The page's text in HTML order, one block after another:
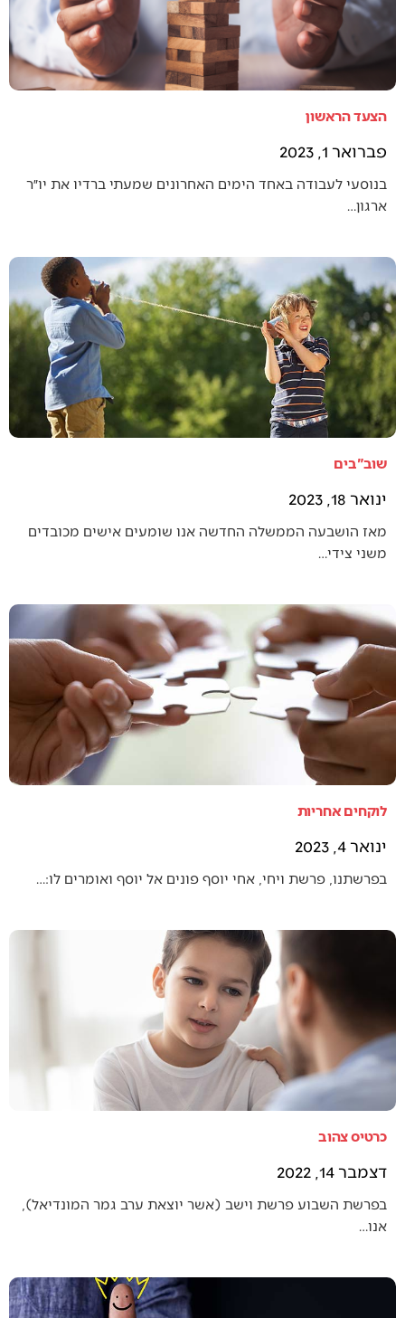
הצעד הראשון
פברואר 1, 2023
בנוסעי לעבודה באחד הימים האחרונים שמעתי ברדיו את יו״ר
ארגון…
שוב"בים
ינואר 18, 2023
מאז הושבעה הממשלה החדשה אנו שומעים אישים מכובדים
משני צידי…
לוקחים אחריות
ינואר 4, 2023
בפרשתנו, פרשת ויחי, אחי יוסף פונים אל יוסף ואומרים לו:…
כרטיס צהוב
דצמבר 14, 2022
בפרשת השבוע פרשת וישב (אשר יוצאת ערב גמר המונדיאל),
אנו…